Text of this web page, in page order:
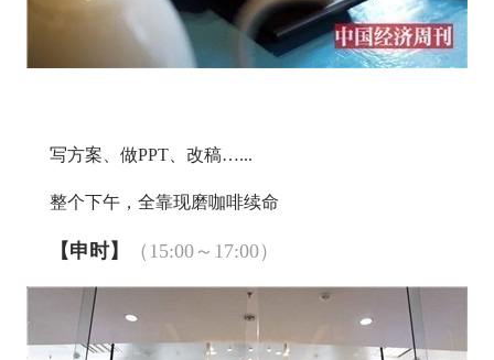
写方案、做PPT、改稿…...
整个下午，全靠现磨咖啡续命
【申时】 （15:00～17:00）